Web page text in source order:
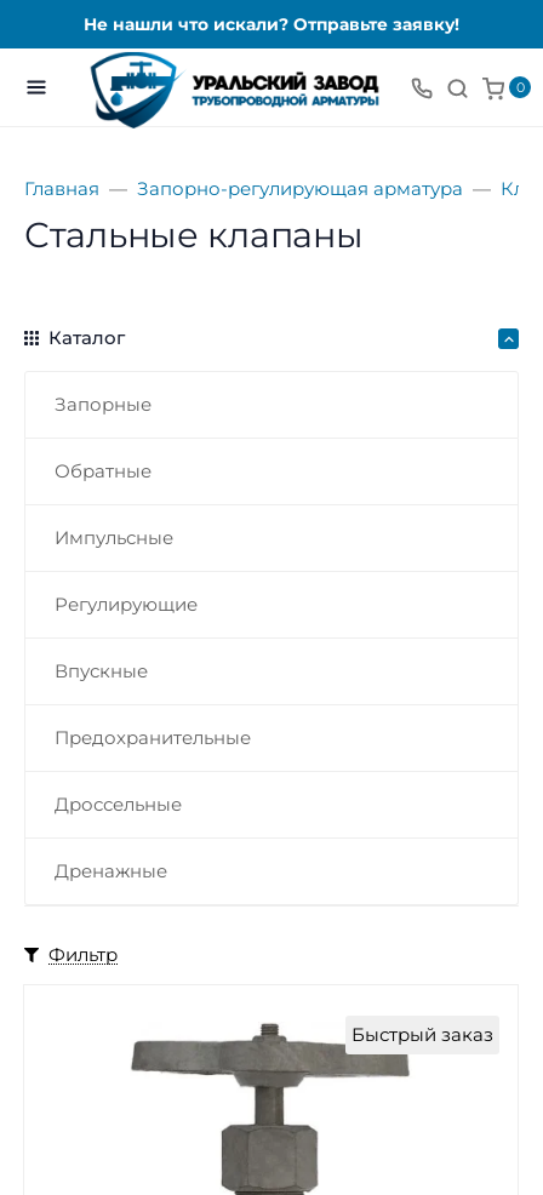
Не нашли что искали? Отправьте заявку!
0
Главная Запорно-регулирующая арматура
Стальные клапаны
Каталог
Запорные
Обратные
Импульсные
Регулирующие
Впускные
Предохранительные
Дроссельные
Дренажные
Фильтр
Быстрый заказ